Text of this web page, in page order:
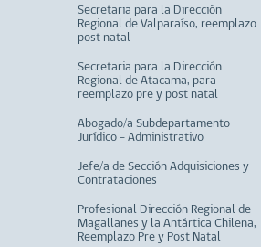
Secretaria para la Dirección
Regional de Valparaíso, reemplazo
post natal
Secretaria para la Dirección
Regional de Atacama, para
reemplazo pre y post natal
Abogado/a Subdepartamento
Jurídico - Administrativo
Jefe/a de Sección Adquisiciones y
Contrataciones
Profesional Dirección Regional de
Magallanes y la Antártica Chilena,
Reemplazo Pre y Post Natal